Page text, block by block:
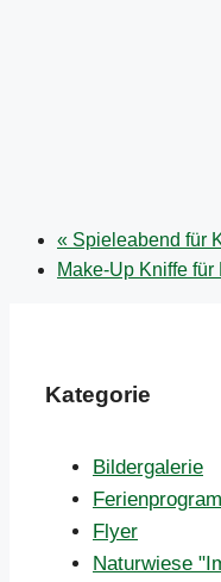
« Spieleabend für
Make-Up Kniffe für
Kategorie
Bildergalerie
Flyer
Naturwiese